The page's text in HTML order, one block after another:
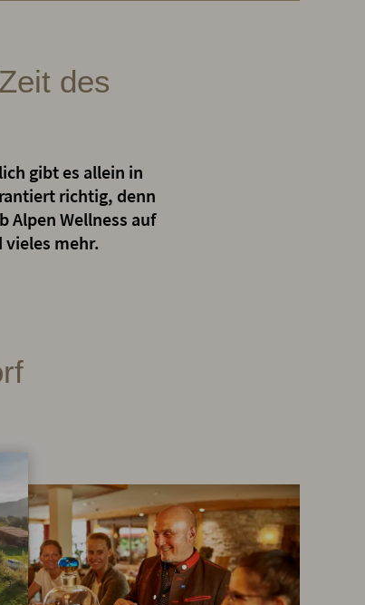
des
gibt es allein in
richtig, denn
Alpen Wellness auf
vieles mehr.